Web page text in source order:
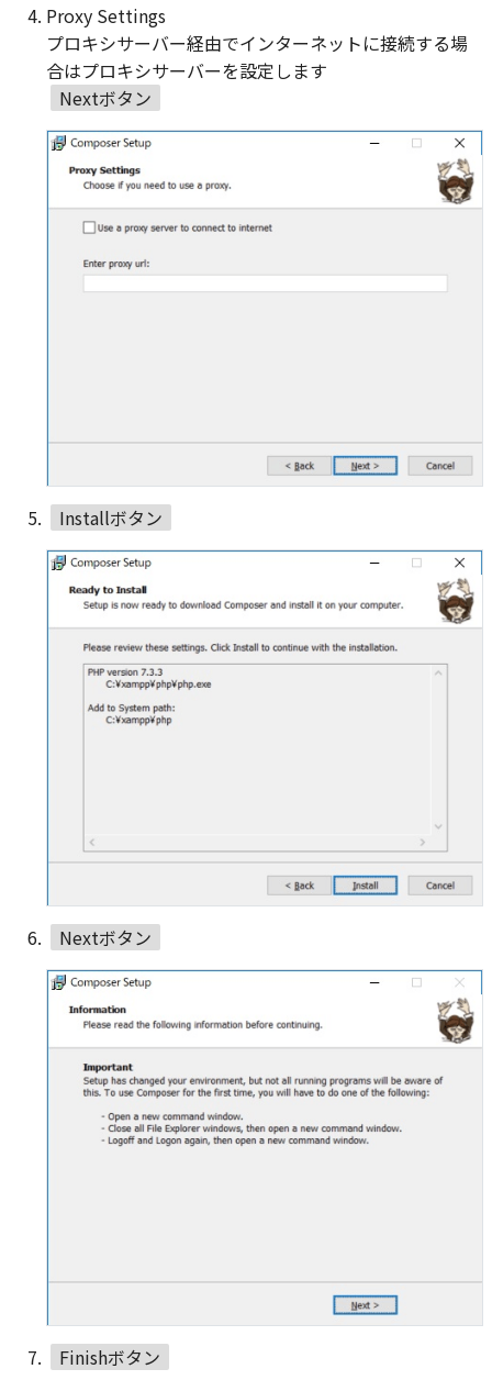
Proxy Settings
プロキシサーバー経由でインターネットに接続する場
合はプロキシサーバーを設定します
Nextボタン
Installボタン
Nextボタン
Finishボタン